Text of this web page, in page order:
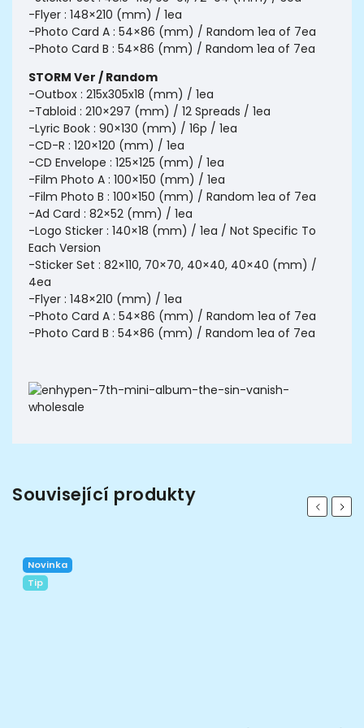
-Flyer : 148×210 (mm) / 1ea
-Photo Card A : 54×86 (mm) / Random 1ea of 7ea
-Photo Card B : 54×86 (mm) / Random 1ea of 7ea
STORM Ver / Random
-Outbox : 215x305x18 (mm) / 1ea
-Tabloid : 210×297 (mm) / 12 Spreads / 1ea
-Lyric Book : 90×130 (mm) / 16p / 1ea
-CD-R : 120×120 (mm) / 1ea
-CD Envelope : 125×125 (mm) / 1ea
-Film Photo A : 100×150 (mm) / 1ea
-Film Photo B : 100×150 (mm) / Random 1ea of 7ea
-Ad Card : 82×52 (mm) / 1ea
-Logo Sticker : 140×18 (mm) / 1ea / Not Specific To
Each Version
-Sticker Set : 82×110, 70×70, 40×40, 40×40 (mm) /
4ea
-Flyer : 148×210 (mm) / 1ea
-Photo Card A : 54×86 (mm) / Random 1ea of 7ea
-Photo Card B : 54×86 (mm) / Random 1ea of 7ea
Související produkty Previous
Novinka
Tip
Next